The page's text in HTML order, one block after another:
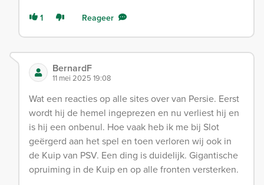
1 Reageer
BernardF
11 mei 2025 19:08
Wat een reacties op alle sites over van Persie. Eerst
wordt hij de hemel ingeprezen en nu verliest hij en
is hij een onbenul. Hoe vaak heb ik me bij Slot
geërgerd aan het spel en toen verloren wij ook in
de Kuip van PSV. Een ding is duidelijk. Gigantische
opruiming in de Kuip en op alle fronten versterken.